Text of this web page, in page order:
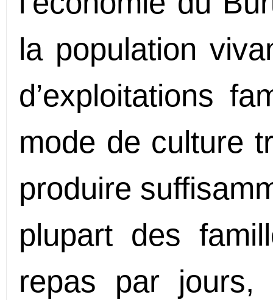
la population
d’exploitations
mode de culture
produire
plupart des
repas par jours,